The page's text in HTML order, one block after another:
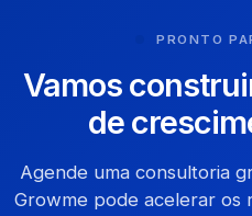
PRONTO
Vamos
de
Agende uma consultoria
Growme pode acelerar os